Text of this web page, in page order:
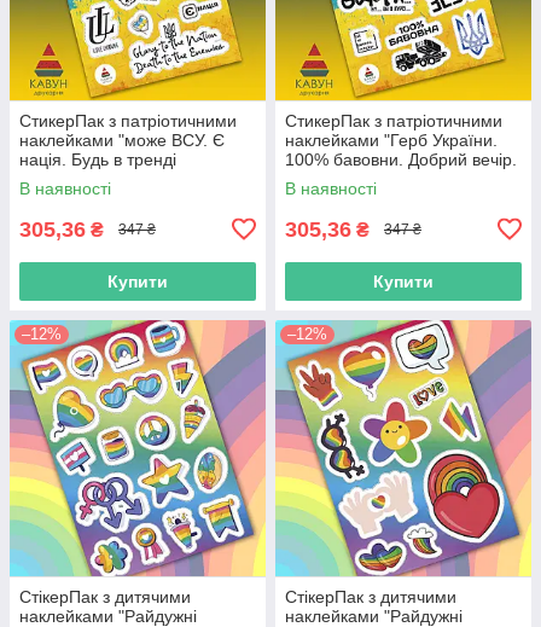
СтикерПак з патріотичними
наклейками "може ВСУ. Є
нація. Будь в тренді
перемоги. Love Ukraine"
В наявності
305,36 ₴ 347 ₴
Купити
СтикерПак з патріотичними
наклейками "Герб України.
100% бавовни. Добрий вечір.
Допоможе ВСУ. Мертвий
російський".
В наявності
305,36 ₴ 347 ₴
Купити
–12%
СтікерПак з дитячими
наклейками "Райдужні
–12%
СтікерПак з дитячими
наклейками "Райдужні